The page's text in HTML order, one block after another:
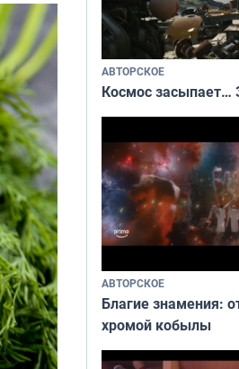
АВТОРСКОЕ
Космос засыпает…
АВТОРСКОЕ
Благие знамения:
хромой кобылы